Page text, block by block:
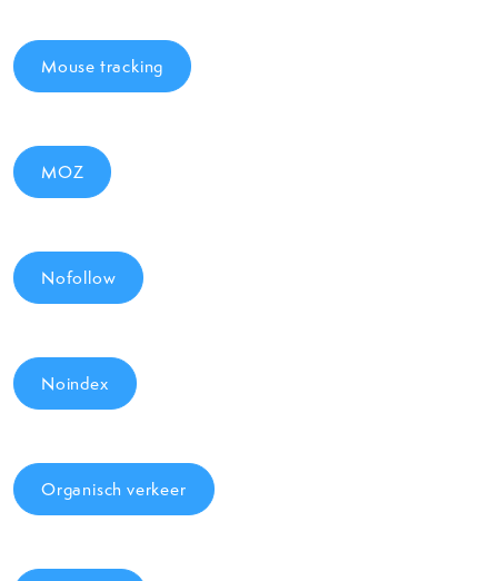
Mouse tracking
MOZ
Nofollow
Noindex
Organisch verkeer